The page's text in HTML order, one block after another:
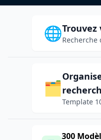
🌐Recherche
🗂️
Template
300